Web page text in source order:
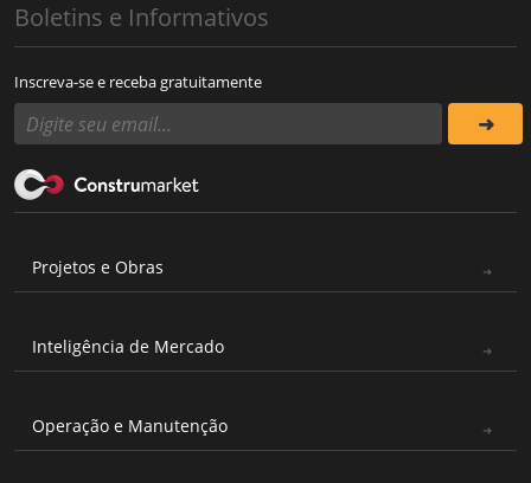
Boletins e Informativos
Inscreva-se e receba gratuitamente
Projetos e Obras
Inteligência de Mercado
Operação e Manutenção